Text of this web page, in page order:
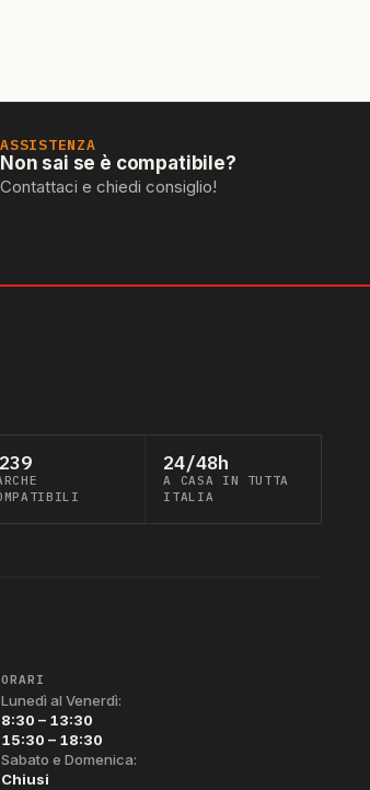
ASSISTENZA
Non sai se è compatibile?
Contattaci e chiedi consiglio!
24/48h
A CASA IN TUTTA
ITALIA
ORARI
Lunedì al Venerdì:
8:30 – 13:30
15:30 – 18:30
Sabato e Domenica:
Chiusi